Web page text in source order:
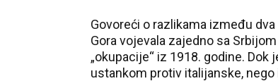
Govoreći o razlikama između
Gora vojevala zajedno sa
„okupacije“ iz 1918. godine.
ustankom protiv italijanske,